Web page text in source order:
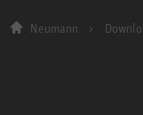
Neumann